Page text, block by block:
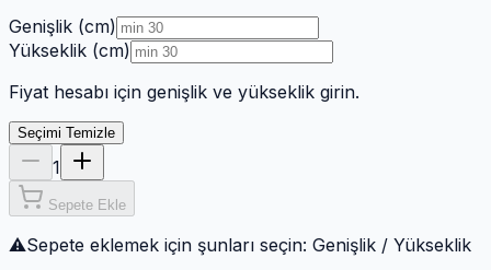
Genişlik (cm)
Yükseklik (cm)
Fiyat hesabı için genişlik ve yükseklik girin.
Seçimi Temizle
1
Sepete Ekle
⚠Sepete eklemek için şunları seçin: Genişlik / Yükseklik